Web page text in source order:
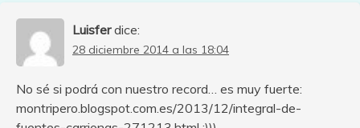
Luisfer dice:
28 diciembre 2014 a las 18:04
No sé si podrá con nuestro record… es muy fuerte:
montripero.blogspot.com.es/2013/12/integral-de-